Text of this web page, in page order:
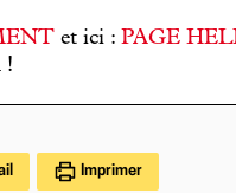
et ici : PAGE
!
Imprimer